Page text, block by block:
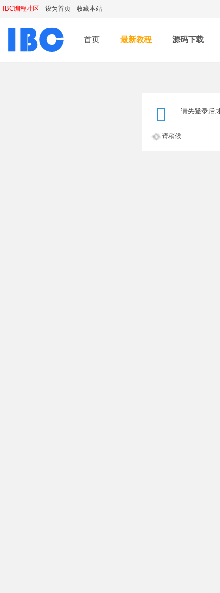
IBC编程社区 设为首页 收藏本站
首页 最新教程 源码下载
请先登录后
请稍候...